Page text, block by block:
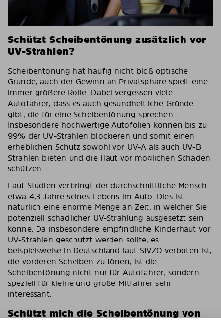
Schützt Scheibentönung zusätzlich vor
UV-Strahlen?
Scheibentönung hat häufig nicht bloß optische
Gründe, auch der Gewinn an Privatsphäre spielt eine
immer größere Rolle. Dabei vergessen viele
Autofahrer, dass es auch gesundheitliche Gründe
gibt, die für eine Scheibentönung sprechen.
Insbesondere hochwertige Autofolien können bis zu
99% der UV-Strahlen blockieren und somit einen
erheblichen Schutz sowohl vor UV-A als auch UV-B
Strahlen bieten und die Haut vor möglichen Schäden
schützen.
Laut Studien verbringt der durchschnittliche Mensch
etwa 4,3 Jahre seines Lebens im Auto. Dies ist
natürlich eine enorme Menge an Zeit, in welcher Sie
potenziell schädlicher UV-Strahlung ausgesetzt sein
könne. Da insbesondere empfindliche Kinderhaut vor
UV-Strahlen geschützt werden sollte, es
beispielsweise in Deutschland laut StVZO verboten ist,
die vorderen Scheiben zu tönen, ist die
Scheibentönung nicht nur für Autofahrer, sondern
speziell für kleine und große Mitfahrer sehr
interessant.
Schützt mich die Scheibentönung von